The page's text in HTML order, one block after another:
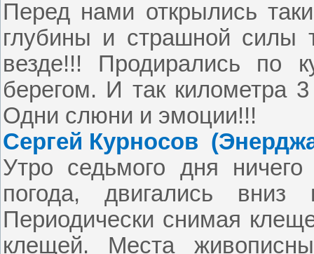
Перед нами открылись
глубины и страшной
везде!!! Продирались по
берегом. И так километра
Одни слюни и эмоции!!!
Сергей Курносов
Утро седьмого дня
погода, двигались
Периодически снимая
клещей. Места